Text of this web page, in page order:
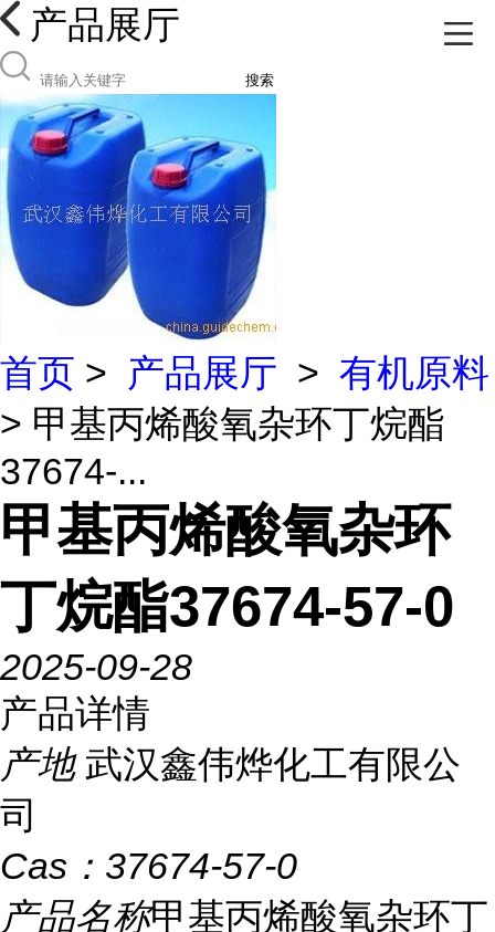
产品展厅
搜索
首页 > 产品展厅 > 有机原料
> 甲基丙烯酸氧杂环丁烷酯
37674-...
甲基丙烯酸氧杂环
丁烷酯37674-57-0
2025-09-28
产品详情
产地 武汉鑫伟烨化工有限公
司
Cas： 37674-57-0
产品名称甲基丙烯酸氧杂环丁